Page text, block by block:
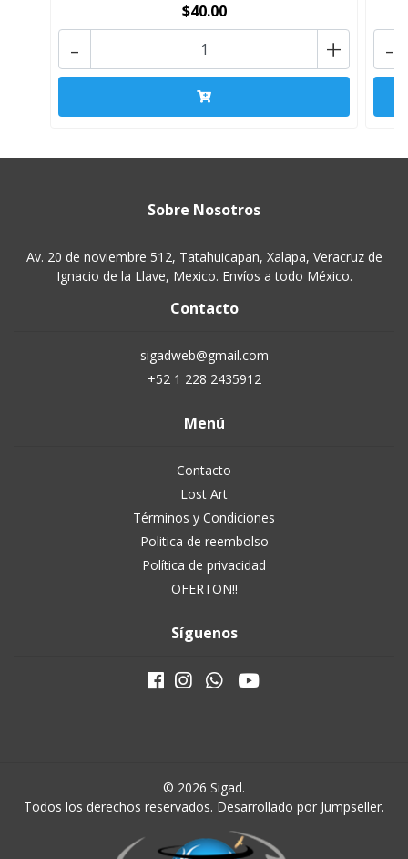
$40.00
+
- -
Sobre Nosotros
Av. 20 de noviembre 512, Tatahuicapan, Xalapa, Veracruz de
Ignacio de la Llave, Mexico. Envíos a todo México.
Contacto
sigadweb@gmail.com
+52 1 228 2435912
Menú
Contacto
Lost Art
Términos y Condiciones
Politica de reembolso
Política de privacidad
OFERTON!!
Síguenos
© 2026 Sigad.
Todos los derechos reservados. Desarrollado por Jumpseller.